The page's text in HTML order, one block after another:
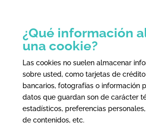
¿Qué información
una cookie?
Las cookies no suelen almacenar
sobre usted, como tarjetas de
bancarios, fotografías o información
datos que guardan son de carácter
estadísticos, preferencias
de contenidos, etc.